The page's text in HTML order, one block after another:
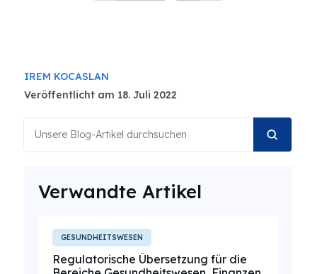
IREM KOCASLAN
Veröffentlicht am 18. Juli 2022
Verwandte Artikel
GESUNDHEITSWESEN
Regulatorische Übersetzung für die